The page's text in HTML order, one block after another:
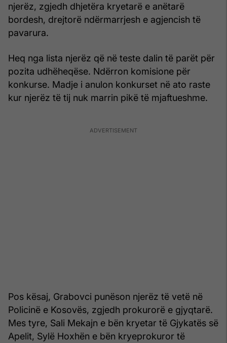
njerëz, zgjedh dhjetëra kryetarë e anëtarë
bordesh, drejtorë ndërmarrjesh e agjencish të
pavarura.
Heq nga lista njerëz që në teste dalin të parët për
pozita udhëheqëse. Ndërron komisione për
konkurse. Madje i anulon konkurset në ato raste
kur njerëz të tij nuk marrin pikë të mjaftueshme.
Pos kësaj, Grabovci punëson njerëz të vetë në
Policinë e Kosovës, zgjedh prokurorë e gjyqtarë.
Mes tyre, Sali Mekajn e bën kryetar të Gjykatës së
Apelit, Sylë Hoxhën e bën kryeprokuror të